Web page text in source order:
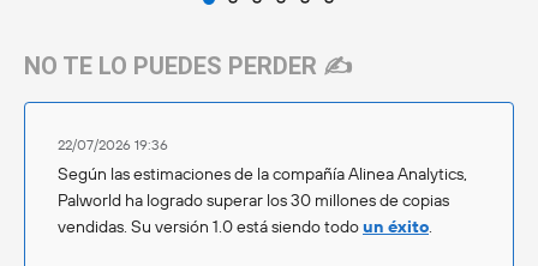
NO TE LO PUEDES PERDER ✍️
22/07/2026 19:36
Según las estimaciones de la compañía Alinea Analytics,
Palworld ha logrado superar los 30 millones de copias
vendidas. Su versión 1.0 está siendo todoun éxito.